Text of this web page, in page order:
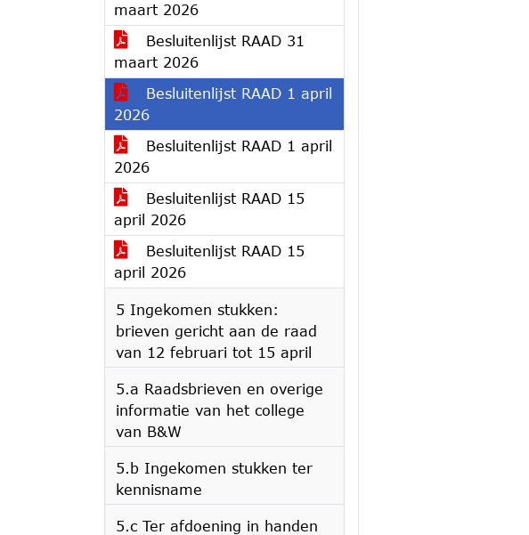
maart 2026
Besluitenlijst RAAD 31
maart 2026
Besluitenlijst RAAD 1 april
2026
Besluitenlijst RAAD 1 april
2026
Besluitenlijst RAAD 15
april 2026
Besluitenlijst RAAD 15
april 2026
5 Ingekomen stukken:
brieven gericht aan de raad
van 12 februari tot 15 april
5.a Raadsbrieven en overige
informatie van het college
van B&W
5.b Ingekomen stukken ter
kennisname
5.c Ter afdoening in handen